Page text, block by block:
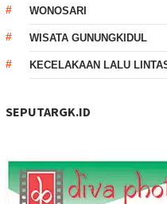
WONOSARI
WISATA GUNUNGKIDUL
KECELAKAAN LALU
SEPUTARGK.ID